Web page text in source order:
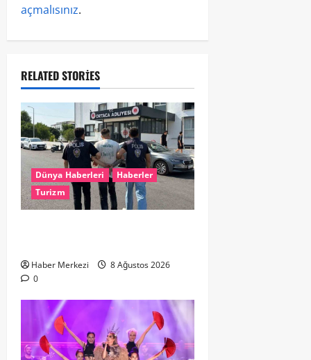
açmalısınız.
RELATED STORIES
Dünya Haberleri
Haberler
Turizm
Haber Merkezi
8 Ağustos 2026
0